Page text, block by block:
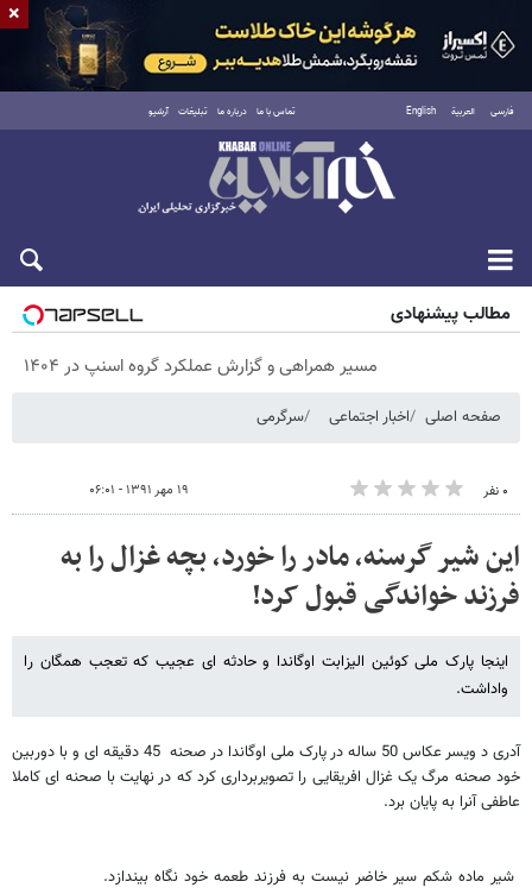
فارسی العربية English تماس با ما درباره ما تبلیغات آرشیو
پنجشنبه ۱۵ مرداد ۱۴۰۵
مطالب پیشنهادی
مسیر همراهی و گزارش عملکرد گروه اسنپ در ۱۴۰۴
صفحه اصلی اخبار اجتماعی سرگرمی
۰ نفر ۱۹ مهر ۱۳۹۱ - ۰۶:۰۱
این شیر گرسنه، مادر را خورد، بچه غزال را به
فرزند خواندگی قبول کرد!
اینجا پارک ملی کوئین الیزابت اوگاندا و حادثه ای عجیب که تعجب همگان را
واداشت.
آدری د ویسر عکاس 50 ساله در پارک ملی اوگاندا در صحنه 45 دقیقه ای و با دوربین
خود صحنه مرگ یک غزال افریقایی را تصویربرداری کرد که در نهایت با صحنه ای کاملا
عاطفی آنرا به پایان برد.
شیر ماده شکم سیر خاضر نیست به فرزند طعمه خود نگاه بیندازد.
×